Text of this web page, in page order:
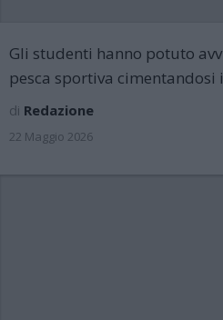
Gli studenti hanno potuto
pesca sportiva cimentandosi
di Redazione
22 Maggio 2026